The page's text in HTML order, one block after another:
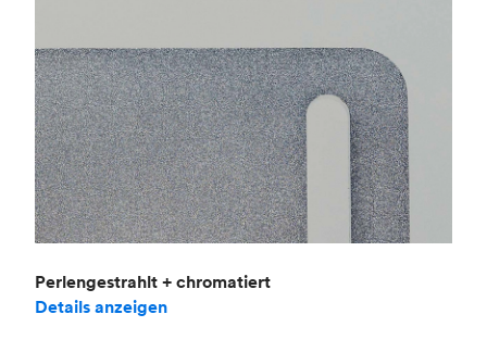
Perlengestrahlt + chromatiert
Details anzeigen